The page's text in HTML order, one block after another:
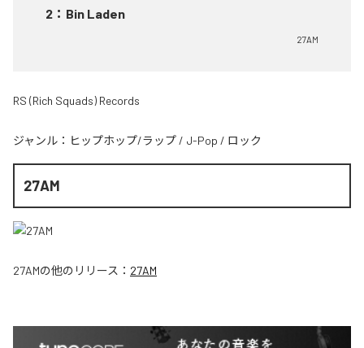
2 ： Bin Laden
27AM
RS (Rich Squads) Records
ジャンル： ヒップホップ/ラップ / J-Pop / ロック
27AM
27AMの他のリリース： 27AM